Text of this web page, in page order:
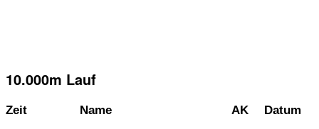
10.000m Lauf
Zeit Name AK Datum